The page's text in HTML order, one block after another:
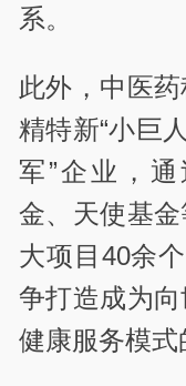
系。
此外，中医
精特新“小巨
军”企业，
金、天使基
大项目40余
争打造成为
健康服务模式